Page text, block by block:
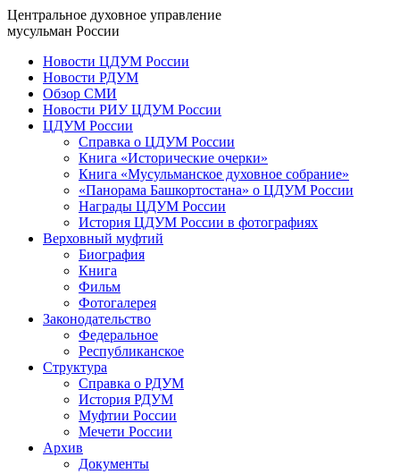
Центральное духовное управление
мусульман России
Новости ЦДУМ России
Новости РДУМ
Обзор СМИ
Новости РИУ ЦДУМ России
ЦДУМ России
Справка о ЦДУМ России
Книга «Исторические очерки»
Книга «Мусульманское духовное собрание»
«Панорама Башкортостана» о ЦДУМ России
Награды ЦДУМ России
История ЦДУМ России в фотографиях
Верховный муфтий
Биография
Книга
Фильм
Фотогалерея
Законодательство
Федеральное
Республиканское
Структура
Справка о РДУМ
История РДУМ
Муфтии России
Мечети России
Архив
Документы